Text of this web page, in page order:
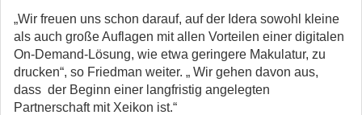
„Wir freuen uns schon darauf, auf der Idera sowohl kleine
als auch große Auflagen mit allen Vorteilen einer digitalen
On-Demand-Lösung, wie etwa geringere Makulatur, zu
drucken“, so Friedman weiter. „ Wir gehen davon aus,
dass der Beginn einer langfristig angelegten
Partnerschaft mit Xeikon ist.“